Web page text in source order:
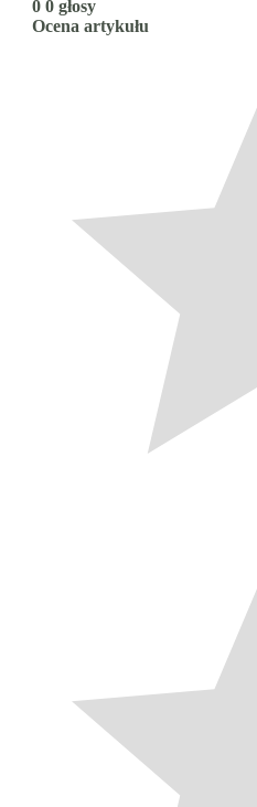
0 0 głosy
Ocena artykułu